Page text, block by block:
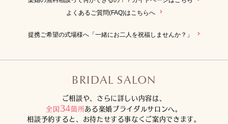
よくあるご質問(FAQ)はこちらへ
提携ご希望の式場様へ「一緒にお二人を祝福しませんか？」
BRIDAL SALON
ご相談や、さらに詳しい内容は、
全国34箇所ある楽婚ブライダルサロンへ。
相談予約すると、お待たせする事なくご案内できます。